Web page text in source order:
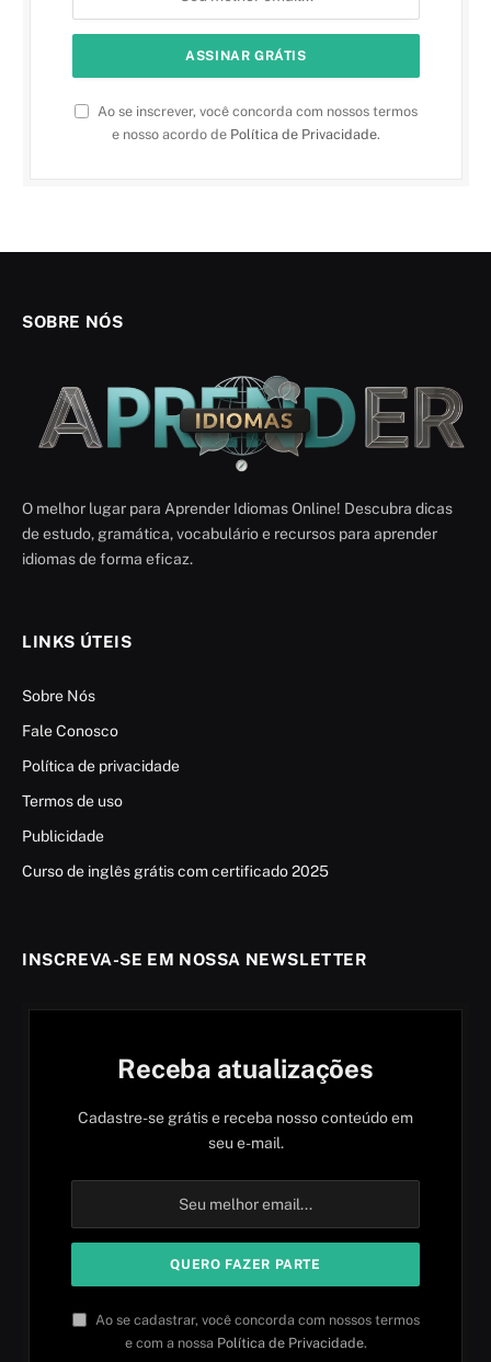
Ao se inscrever, você concorda com nossos termos
e nosso acordo de Política de Privacidade.
SOBRE NÓS
O melhor lugar para Aprender Idiomas Online! Descubra dicas
de estudo, gramática, vocabulário e recursos para aprender
idiomas de forma eficaz.
LINKS ÚTEIS
Sobre Nós
Fale Conosco
Política de privacidade
Termos de uso
Publicidade
Curso de inglês grátis com certificado 2025
INSCREVA-SE EM NOSSA NEWSLETTER
Receba atualizações
Cadastre-se grátis e receba nosso conteúdo em
seu e-mail.
Ao se cadastrar, você concorda com nossos termos
e com a nossa Política de Privacidade.